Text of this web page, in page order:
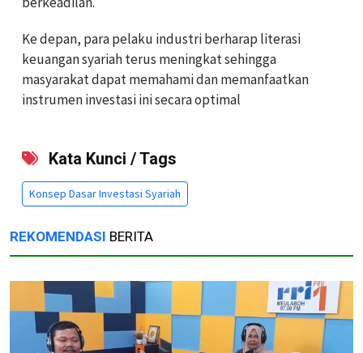
Ke depan, para pelaku industri berharap literasi
keuangan syariah terus meningkat sehingga
masyarakat dapat memahami dan memanfaatkan
instrumen investasi ini secara optimal
Kata Kunci / Tags
Konsep Dasar Investasi Syariah
REKOMENDASI BERITA